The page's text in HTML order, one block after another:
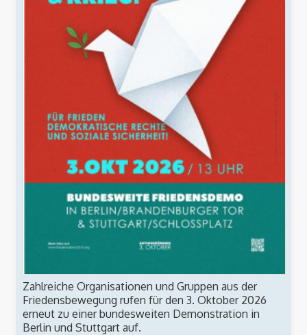
Zahlreiche Organisationen und Gruppen aus der
Friedensbewegung rufen für den 3. Oktober 2026
erneut zu einer bundesweiten Demonstration in
Berlin und Stuttgart auf.